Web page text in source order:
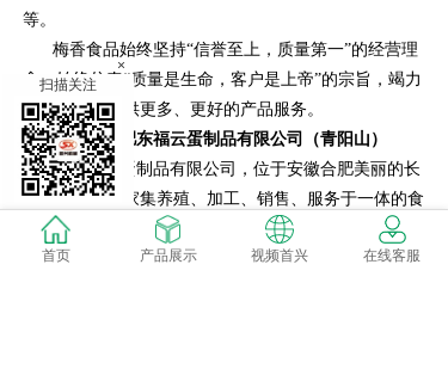
等。
梅香食品始终坚持“信誉至上，质量第一”的经营理
念，始终信奉“质量是生命，客户是上帝”的宗旨，竭力
为广大客户提供更多、更好的产品服务。
第十名：肥东福云蛋制品有限公司（青阳山 ）
肥东福云蛋制品有限公司，位于安徽合肥美丽的长
临河镇，是一家集养殖、加工、销售、服务于一体的食
品公司。本公司主要产品有：鲜鸭蛋，咸鸭蛋、咸蛋
黄、咸鸭蛋礼盒，蛋清以及蛋壳等衍生禽蛋产品。自成
首页 产品展示 视频首兴 在线客服
×
扫描关注